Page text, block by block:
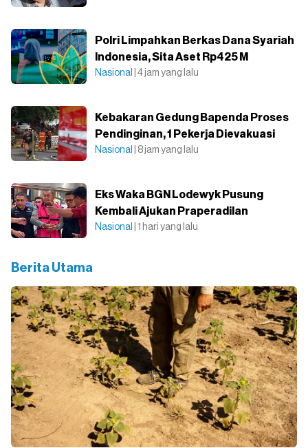
Polri Limpahkan Berkas Dana Syariah
Indonesia, Sita Aset Rp425 M
Nasional | 4 jam yang lalu
Kebakaran Gedung Bapenda Proses
Pendinginan, 1 Pekerja Dievakuasi
Nasional | 8 jam yang lalu
Eks Waka BGN Lodewyk Pusung
Kembali Ajukan Praperadilan
Nasional | 1 hari yang lalu
Berita Utama